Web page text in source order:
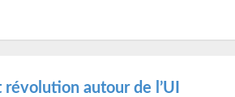
autour de l’UI